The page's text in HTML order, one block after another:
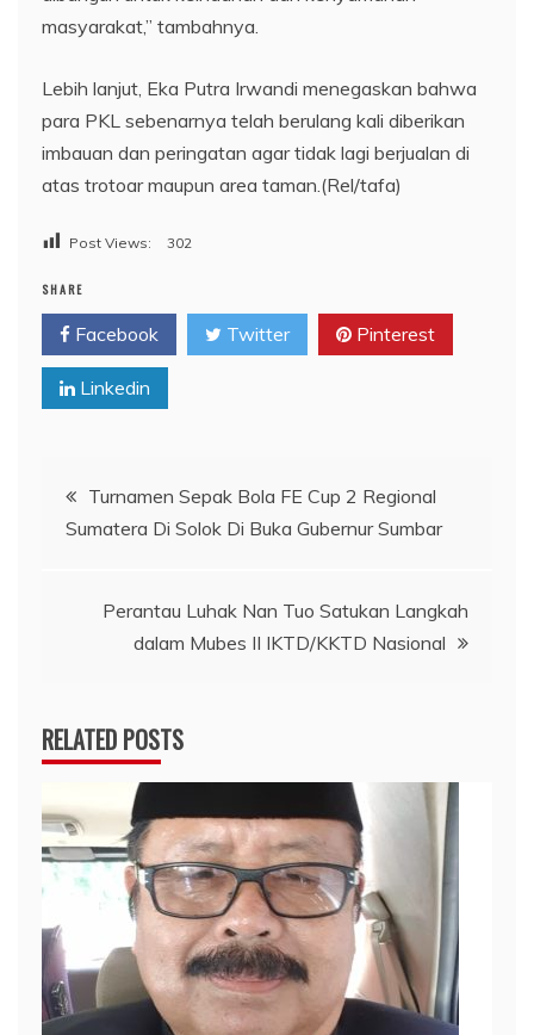
masyarakat,” tambahnya.
Lebih lanjut, Eka Putra Irwandi menegaskan bahwa
para PKL sebenarnya telah berulang kali diberikan
imbauan dan peringatan agar tidak lagi berjualan di
atas trotoar maupun area taman.(Rel/tafa)
Post Views: 302
SHARE
Facebook Twitter Pinterest
Linkedin
Navigasi
pos
Turnamen Sepak Bola FE Cup 2 Regional
Sumatera Di Solok Di Buka Gubernur Sumbar
Perantau Luhak Nan Tuo Satukan Langkah
dalam Mubes II IKTD/KKTD Nasional
RELATED POSTS